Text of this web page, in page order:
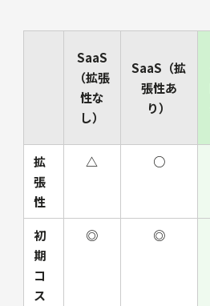
SaaS
（拡張
性な
し）
SaaS（拡
張性あ
り）
拡
張
性
△ ○
初
期
コ
ス
◎ ◎